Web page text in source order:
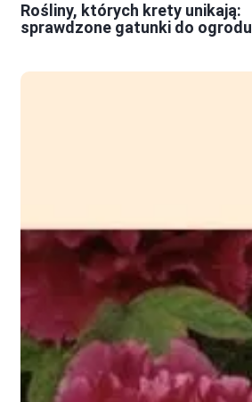
Rośliny, których krety unikają:
sprawdzone gatunki do ogrodu